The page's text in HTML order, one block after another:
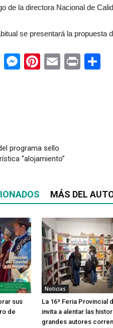
de la directora Nacional de
se presentará la propuesta
Telegram
Messenger
Pinterest
EmailPrint
programa sello
“alojamiento”
MÁS DEL
sus
de
Noticias
La 16ª Feria Provincial
invita a alentar las
grandes autores